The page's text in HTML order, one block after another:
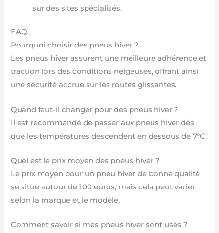
sur des sites spécialisés.
FAQ
Pourquoi choisir des pneus hiver ?
Les pneus hiver assurent une meilleure adhérence et
traction lors des conditions neigeuses, offrant ainsi
une sécurité accrue sur les routes glissantes.
Quand faut-il changer pour des pneus hiver ?
Il est recommandé de passer aux pneus hiver dès
que les températures descendent en dessous de 7°C.
Quel est le prix moyen des pneus hiver ?
Le prix moyen pour un pneu hiver de bonne qualité
se situe autour de 100 euros, mais cela peut varier
selon la marque et le modèle.
Comment savoir si mes pneus hiver sont usés ?